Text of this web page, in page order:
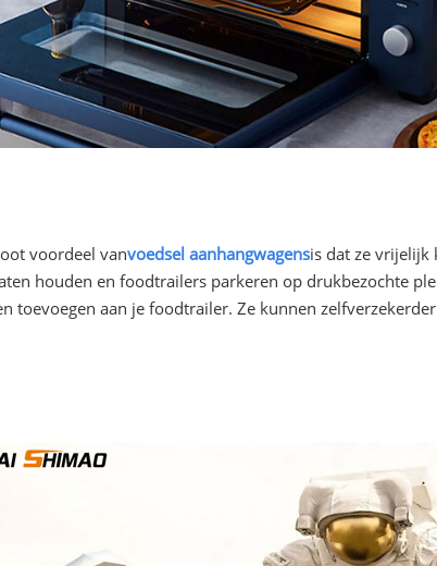
voordeel vanvoedsel aanhangwagensis dat ze vrijelijk
houden en foodtrailers parkeren op drukbezochte
toevoegen aan je foodtrailer. Ze kunnen